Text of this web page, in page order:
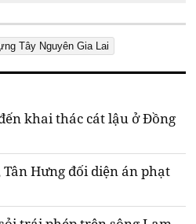
Tây Nguyên Gia Lai
khai thác cát lậu ở Đồng
Hưng đối diện án phạt